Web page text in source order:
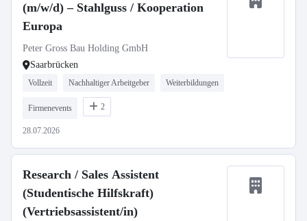
(m/w/d) – Stahlguss / Kooperation
Europa
Peter Gross Bau Holding GmbH
Saarbrücken
Vollzeit Nachhaltiger Arbeitgeber Weiterbildungen
Firmenevents 2
28.07.2026
Research / Sales Assistent
(Studentische Hilfskraft)
(Vertriebsassistent/in)